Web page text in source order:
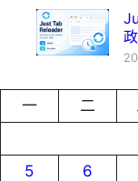
一
二
5
6